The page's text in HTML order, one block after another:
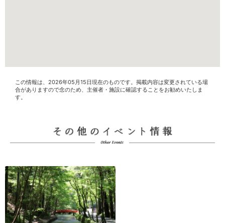
この情報は、2026年05月15日現在のものです。掲載内容は変更されている場
合がありますので念のため、主催者・施設に確認することをお勧めいたしま
す。